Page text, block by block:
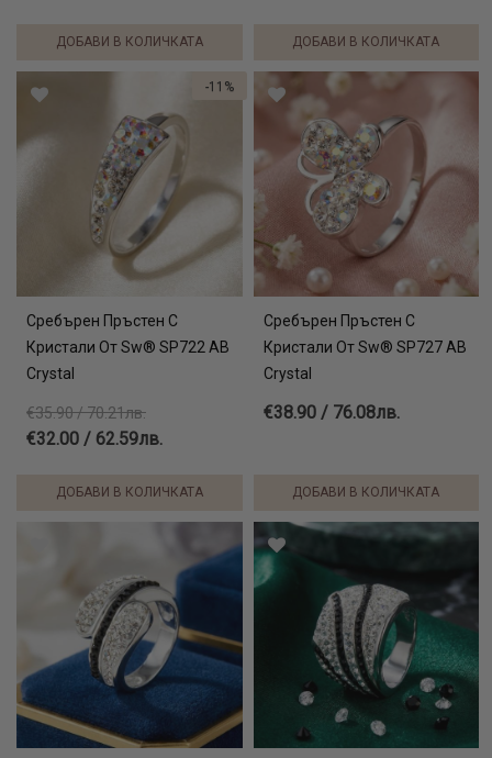
ДОБАВИ В КОЛИЧКАТА ДОБАВИ В КОЛИЧКАТА
Сребърен Пръстен С
Кристали От Sw® SP722 AB
Crystal
€35.90 / 70.21лв.
€32.00 / 62.59лв.
ДОБАВИ В КОЛИЧКАТА
-11%
Сребърен Пръстен С
Кристали От Sw® SP727 AB
Crystal
€38.90 / 76.08лв.
ДОБАВИ В КОЛИЧКАТА